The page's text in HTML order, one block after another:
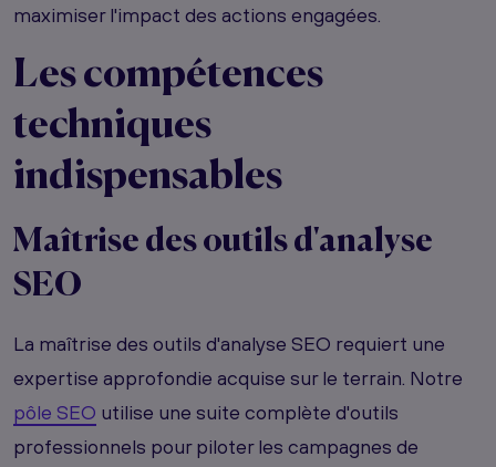
maximiser l'impact des actions engagées.
Les compétences
techniques
indispensables
Maîtrise des outils d'analyse
SEO
La maîtrise des outils d'analyse SEO requiert une
expertise approfondie acquise sur le terrain. Notre
pôle SEO utilise une suite complète d'outils
professionnels pour piloter les campagnes de